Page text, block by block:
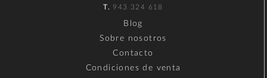
T. 943 324 618
Blog
Sobre nosotros
Contacto
Condiciones de venta